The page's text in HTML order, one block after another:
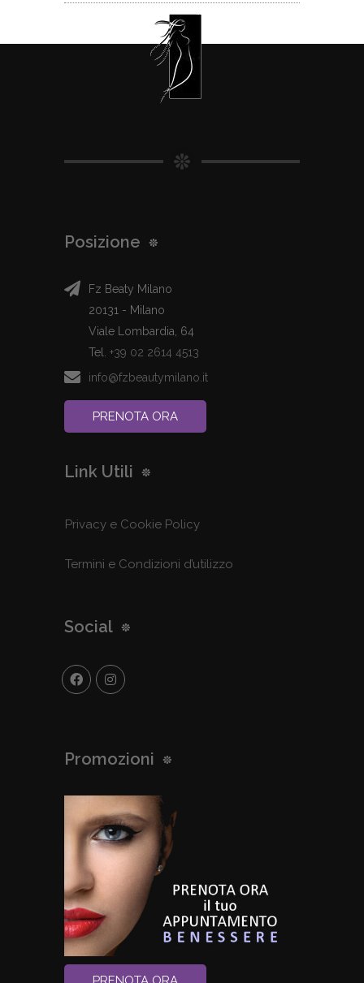
Posizione
Fz Beaty Milano
20131 - Milano
Viale Lombardia, 64
Tel. +39 02 2614 4513
info@fzbeautymilano.it
PRENOTA ORA
Link Utili
Privacy e Cookie Policy
Termini e Condizioni d’utilizzo
Social
Promozioni